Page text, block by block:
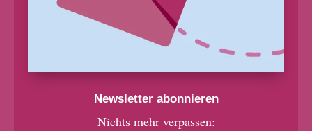
Newsletter abonnieren
Nichts mehr verpassen: